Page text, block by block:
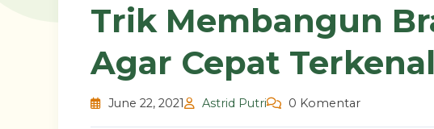
Trik Membangun
Agar Cepat Terkenal
June 22, 2021 Astrid Putri 0 Komentar